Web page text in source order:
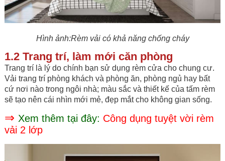
Hình ảnh:Rèm vải có khả năng chống cháy
1.2 Trang trí, làm mới căn phòng
Trang trí là lý do chính bạn sử dụng rèm cửa cho chung cư.
Vải trang trí phòng khách và phòng ăn, phòng ngủ hay bất
cứ nơi nào trong ngôi nhà; màu sắc và thiết kế của tấm rèm
sẽ tạo nên cái nhìn mới mẻ, đẹp mắt cho không gian sống.
⇒ Xem thêm tại đây: Công dụng tuyệt vời rèm
vải 2 lớp